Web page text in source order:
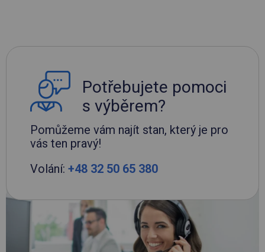
Potřebujete pomoci
s výběrem?
Pomůžeme vám najít stan, který je pro
vás ten pravý!
Volání: +48 32 50 65 380